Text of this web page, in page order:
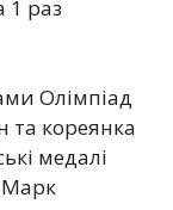
1 раз
Олімпіад
та кореянка
медалі
Марк